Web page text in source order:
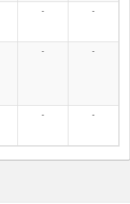
- -
- -
- -